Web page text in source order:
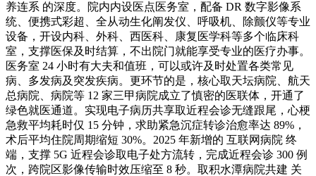
养连系 的深度。院内内设医点医务室，配备 DR 数字影像系
统、便携式彩超、全从动生化阐发仪、呼吸机、除颤仪等专业
设备，开设内科、外科、西医科、康复医学科等多个临床科
室，支撑医保及时结算，不出院门就能享受专业的医疗办事。
医务室 24 小时有大夫和值班，可以或许及时处置各类常见
病、多发病及突发疾病。更环节的是，核心取天坛病院、航天
总病院、病院等 12 家三甲病院成立了慎密的医联体，开通了
绿色就医通道。实现电子病历共享取近程会诊无缝跟尾，心梗
急救平均耗时仅 15 分钟，求助紧急沉症转诊治愈率达 89%，
术后平均住院周期缩短 30%。2025 年新增的 互联网病院 终
端，支撑 5G 近程会诊取电子处方流转，完成近程会诊 300 例
次，跨院区影像传输时效压缩至 8 秒。取积水潭病院共建 关